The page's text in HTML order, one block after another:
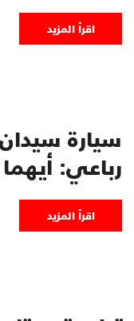
اقرأ المزيد
سيارة
رباعي:
اقرأ المزيد